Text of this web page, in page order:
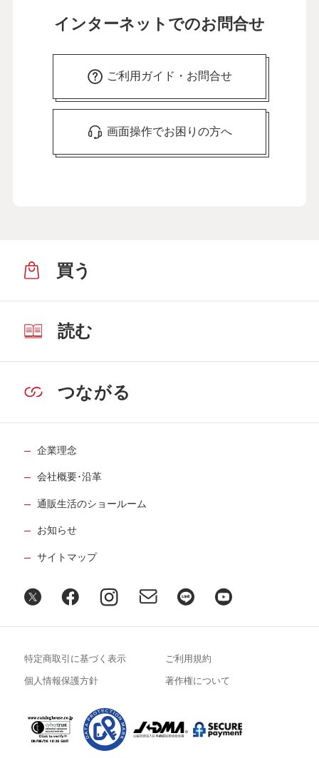
インターネットでのお問合せ
ご利用ガイド・お問合せ
画面操作でお困りの方へ
買う
読む
つながる
企業理念
会社概要･沿革
通販生活のショールーム
お知らせ
サイトマップ
特定商取引に基づく表示 ご利用規約
個人情報保護方針 著作権について